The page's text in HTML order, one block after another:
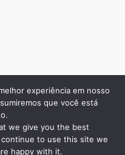
experiência em nosso
que você está
we give you the best
to use this site we
happy with it.